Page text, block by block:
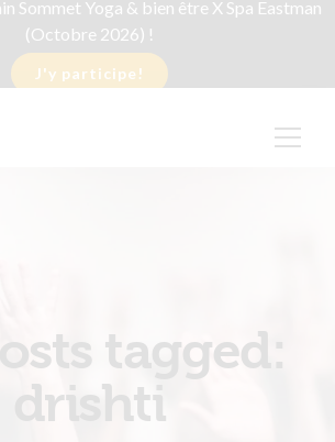
Sommet Yoga & bien être X Spa Eastman
(Octobre 2026) !
J'y participe!
tagged:
drishti